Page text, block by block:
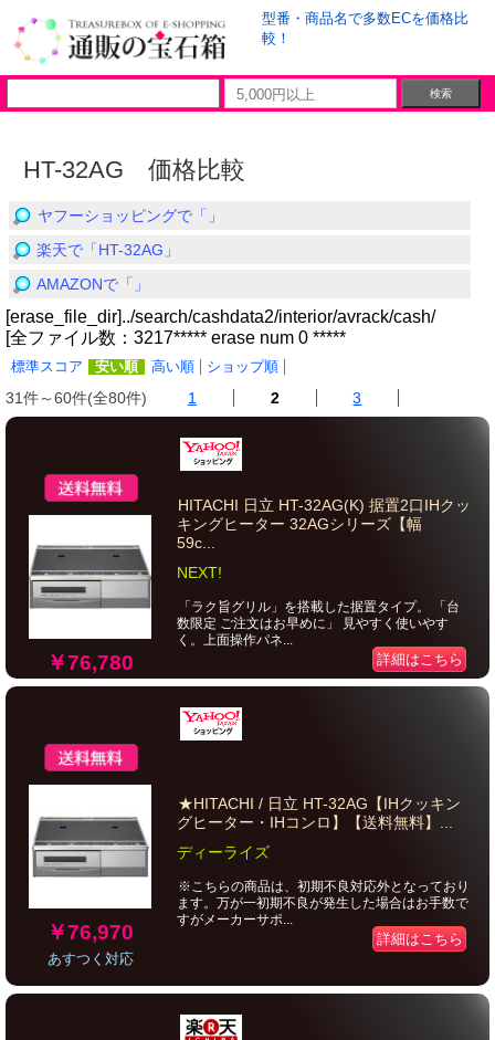
型番・商品名で多数ECを価格比
較！
HT-32AG 価格比較
ヤフーショッピングで「」
楽天で「HT-32AG」
AMAZONで「」
[erase_file_dir]../search/cashdata2/interior/avrack/cash/
[全ファイル数：3217***** erase num 0 *****
標準スコア 安い順 高い順 ショップ順
31件～60件(全80件) 1 2 3
￥76,780
HITACHI 日立 HT-32AG(K) 据置2口IHクッ
キングヒーター 32AGシリーズ【幅
59c...
NEXT!
「ラク旨グリル」を搭載した据置タイプ。 「台
数限定 ご注文はお早めに」 見やすく使いやす
く。上面操作パネ...
詳細はこちら
￥76,970
あすつく対応
★HITACHI / 日立 HT-32AG【IHクッキン
グヒーター・IHコンロ】【送料無料】...
ディーライズ
※こちらの商品は、初期不良対応外となっており
ます。万が一初期不良が発生した場合はお手数で
すがメーカーサポ...
詳細はこちら